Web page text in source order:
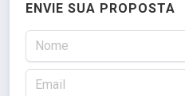
ENVIE SUA PROPOSTA